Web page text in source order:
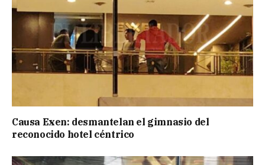
Causa Exen: desmantelan el gimnasio del
reconocido hotel céntrico